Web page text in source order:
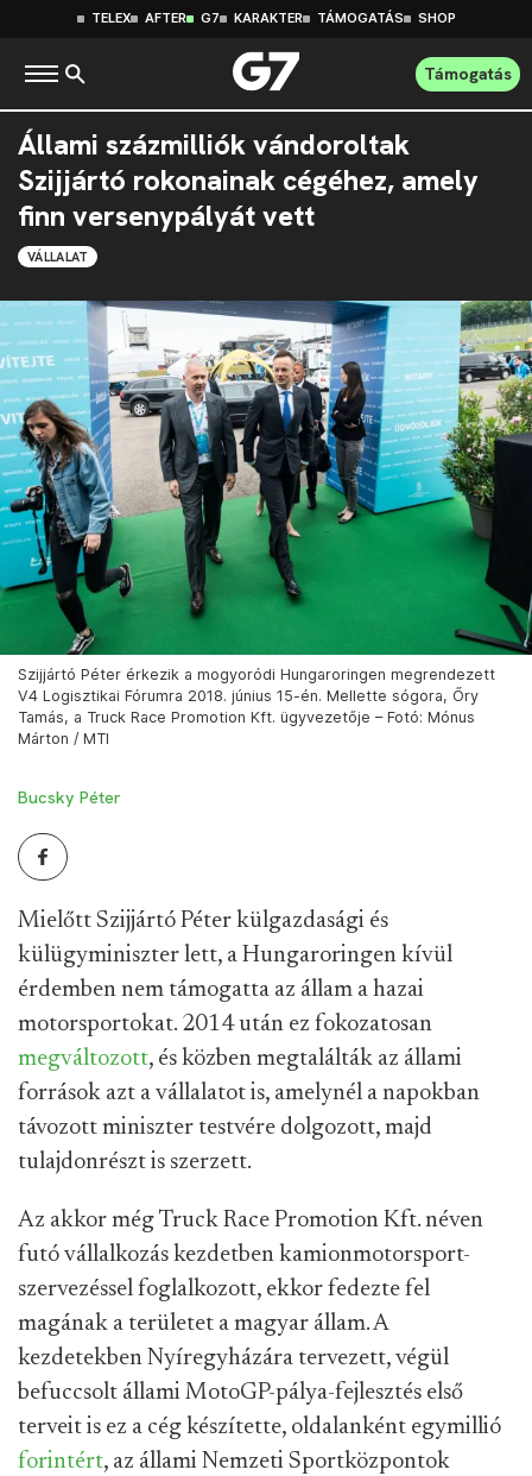
TELEX AFTER G7 KARAKTER TÁMOGATÁS SHOP
Támogatás
Állami százmilliók vándoroltak
Szijjártó rokonainak cégéhez, amely
finn versenypályát vett
VÁLLALAT
Szijjártó Péter érkezik a mogyoródi Hungaroringen megrendezett
V4 Logisztikai Fórumra 2018. június 15-én. Mellette sógora, Őry
Tamás, a Truck Race Promotion Kft. ügyvezetője – Fotó: Mónus
Márton / MTI
Bucsky Péter
Mielőtt Szijjártó Péter külgazdasági és
külügyminiszter lett, a Hungaroringen kívül
érdemben nem támogatta az állam a hazai
motorsportokat. 2014 után ez fokozatosan
megváltozott, és közben megtalálták az állami
források azt a vállalatot is, amelynél a napokban
távozott miniszter testvére dolgozott, majd
tulajdonrészt is szerzett.
Az akkor még Truck Race Promotion Kft. néven
futó vállalkozás kezdetben kamionmotorsport-
szervezéssel foglalkozott, ekkor fedezte fel
magának a területet a magyar állam. A
kezdetekben Nyíregyházára tervezett, végül
befuccsolt állami MotoGP-pálya-fejlesztés első
terveit is ez a cég készítette, oldalanként egymillió
forintért, az állami Nemzeti Sportközpontok